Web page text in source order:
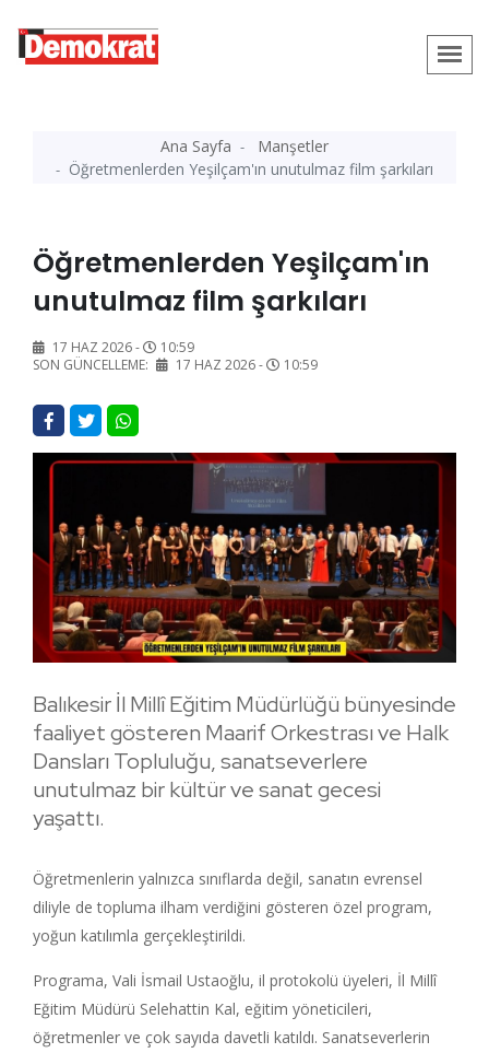
Ana Sayfa
Manşetler
Öğretmenlerden Yeşilçam'ın unutulmaz film şarkıları
Öğretmenlerden Yeşilçam'ın
unutulmaz film şarkıları
17 HAZ 2026 -
10:59
SON GÜNCELLEME:
17 HAZ 2026 - 10:59
Balıkesir İl Millî Eğitim Müdürlüğü bünyesinde
faaliyet gösteren Maarif Orkestrası ve Halk
Dansları Topluluğu, sanatseverlere
unutulmaz bir kültür ve sanat gecesi
yaşattı.
Öğretmenlerin yalnızca sınıflarda değil, sanatın evrensel
diliyle de topluma ilham verdiğini gösteren özel program,
yoğun katılımla gerçekleştirildi.
Programa, Vali İsmail Ustaoğlu, il protokolü üyeleri, İl Millî
Eğitim Müdürü Selehattin Kal, eğitim yöneticileri,
öğretmenler ve çok sayıda davetli katıldı. Sanatseverlerin